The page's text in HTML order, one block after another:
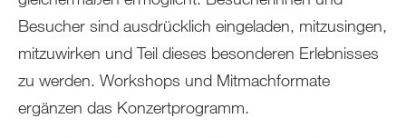
Besucher sind ausdrücklich eingeladen, mitzusingen,
mitzuwirken und Teil dieses besonderen Erlebnisses
zu werden. Workshops und Mitmachformate
ergänzen das Konzertprogramm.